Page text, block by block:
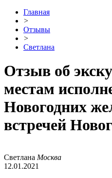
Главная
>
Отзывы
>
Светлана
Отзыв об
местам
Новогодних
встречей
Светлана Москва
12.01.2021